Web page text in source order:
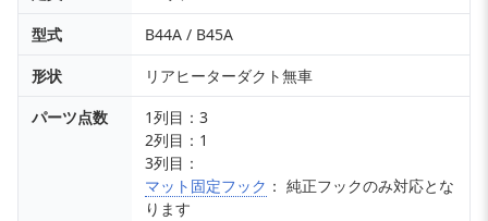
型式
B44A / B45A
形状
リアヒーターダクト無車
パーツ点数
1列目：3
2列目：1
3列目：
マット固定フック ： 純正フックのみ対応とな
ります